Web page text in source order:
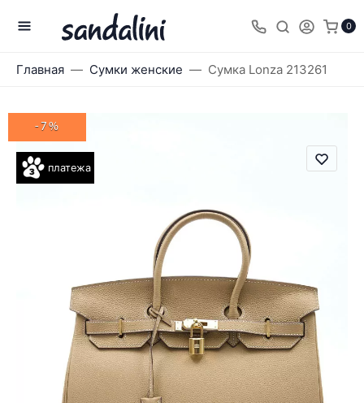
0
Главная Сумки женские Сумка Lonza 213261
платежа
-7%